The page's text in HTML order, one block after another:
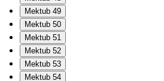
Mektub 49
Mektub 50
Mektub 51
Mektub 52
Mektub 53
Mektub 54